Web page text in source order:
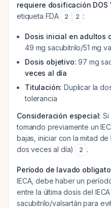
requiere dosificación DOS
etiqueta FDA
2 2 :
Dosis inicial en adultos
49 mg sacubitrilo/51 mg
Dosis objetivo: 97 mg
veces al día
Titulación: Duplicar la
tolerancia
Consideración especial: Si
tomando previamente un
bajas, iniciar con la mitad
dos veces al día)
2 .
Período de lavado
IECA, debe haber un
entre la última dosis del
sacubitrilo/valsartán para